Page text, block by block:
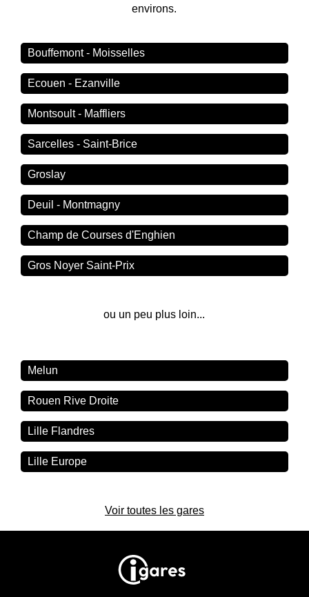
environs.
Bouffemont - Moisselles
Ecouen - Ezanville
Montsoult - Maffliers
Sarcelles - Saint-Brice
Groslay
Deuil - Montmagny
Champ de Courses d'Enghien
Gros Noyer Saint-Prix
ou un peu plus loin...
Melun
Rouen Rive Droite
Lille Flandres
Lille Europe
Voir toutes les gares